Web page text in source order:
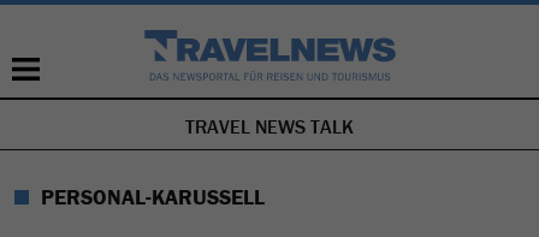
NAVIGATION
ÜBERSPRINGEN
TRAVEL NEWS TALK
PERSONAL-KARUSSELL